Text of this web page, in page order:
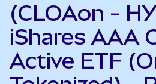
(CLOAon -
iShares AAA
Active ETF